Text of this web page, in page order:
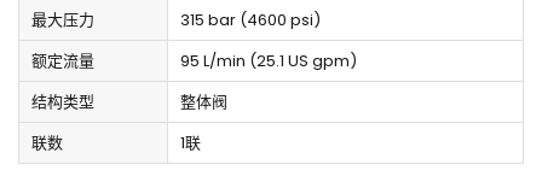
最大压力
315 bar (4600 psi)
额定流量
95 L/min (25.1 US gpm)
结构类型
整体阀
联数
1联